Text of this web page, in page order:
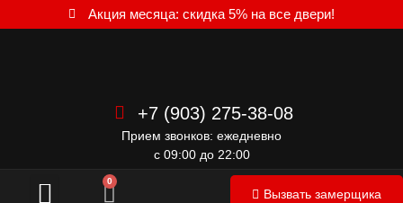
Акция месяца: скидка 5% на все двери!
+7 (903) 275-38-08
Прием звонков: ежедневно
с 09:00 до 22:00
0
Вызвать замерщика